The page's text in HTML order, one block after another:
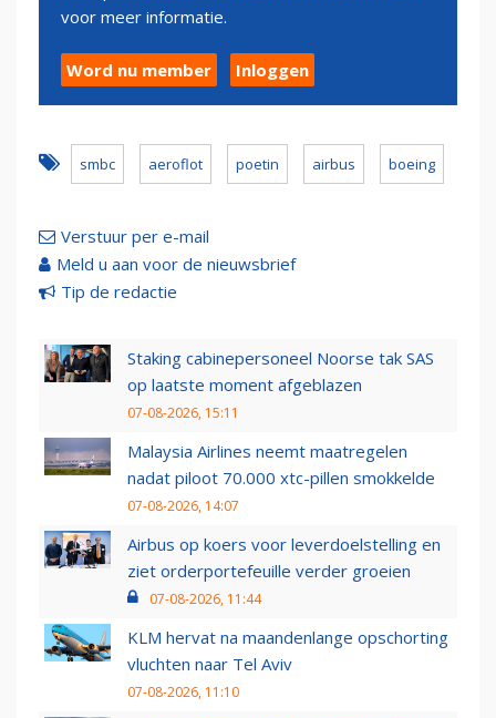
voor meer informatie.
Word nu member Inloggen
smbc aeroflot poetin airbus boeing
Verstuur per e-mail
Meld u aan voor de nieuwsbrief
Tip de redactie
Staking cabinepersoneel Noorse tak SAS
op laatste moment afgeblazen
07-08-2026, 15:11
Malaysia Airlines neemt maatregelen
nadat piloot 70.000 xtc-pillen smokkelde
07-08-2026, 14:07
Airbus op koers voor leverdoelstelling en
ziet orderportefeuille verder groeien
07-08-2026, 11:44
KLM hervat na maandenlange opschorting
vluchten naar Tel Aviv
07-08-2026, 11:10